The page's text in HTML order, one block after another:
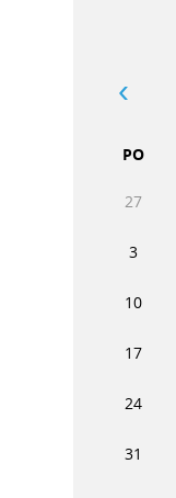
PO
27
3
10
17
24
31